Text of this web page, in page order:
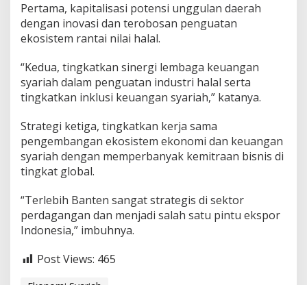
Pertama, kapitalisasi potensi unggulan daerah
dengan inovasi dan terobosan penguatan
ekosistem rantai nilai halal.
“Kedua, tingkatkan sinergi lembaga keuangan
syariah dalam penguatan industri halal serta
tingkatkan inklusi keuangan syariah,” katanya.
Strategi ketiga, tingkatkan kerja sama
pengembangan ekosistem ekonomi dan keuangan
syariah dengan memperbanyak kemitraan bisnis di
tingkat global.
“Terlebih Banten sangat strategis di sektor
perdagangan dan menjadi salah satu pintu ekspor
Indonesia,” imbuhnya.
Post Views: 465